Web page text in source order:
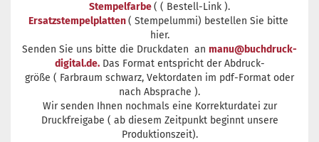
Stempelfarbe( ( Bestell-Link ).
Ersatzstempelplatten( Stempelummi) bestellen Sie bitte
hier.
Senden Sie uns bitte die Druckdaten an manu@buchdruck-
digital.de.Das Format entspricht der Abdruck-
größe ( Farbraum schwarz, Vektordaten im pdf-Format oder
nach Absprache ).
Wir senden Ihnen nochmals eine Korrekturdatei zur
Druckfreigabe ( ab diesem Zeitpunkt beginnt unsere
Produktionszeit).